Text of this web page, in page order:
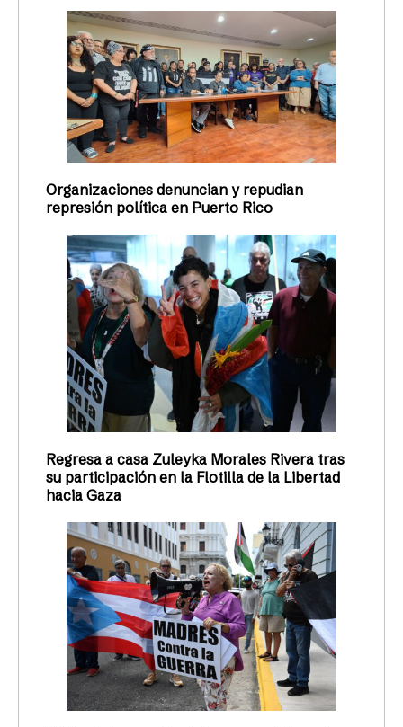
Organizaciones denuncian y repudian
represión política en Puerto Rico
Regresa a casa Zuleyka Morales Rivera tras
su participación en la Flotilla de la Libertad
hacia Gaza